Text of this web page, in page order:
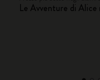
Le Avventure di Alice